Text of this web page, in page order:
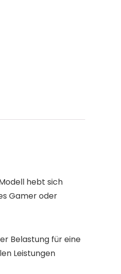
hebt sich
Gamer oder
Belastung für eine
Leistungen